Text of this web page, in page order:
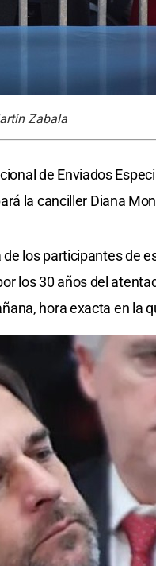
Zabala
de Enviados
la canciller Diana
los participantes de
los 30 años del
hora exacta en la